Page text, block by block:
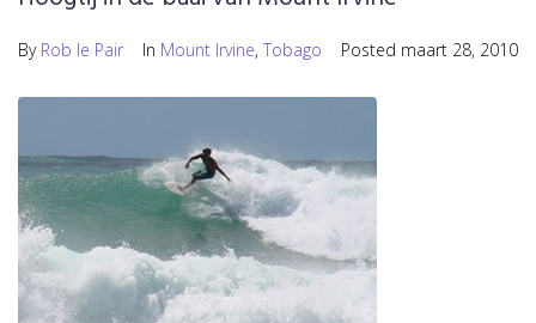
By Rob le Pair In Mount Irvine, Tobago Posted maart 28, 2010